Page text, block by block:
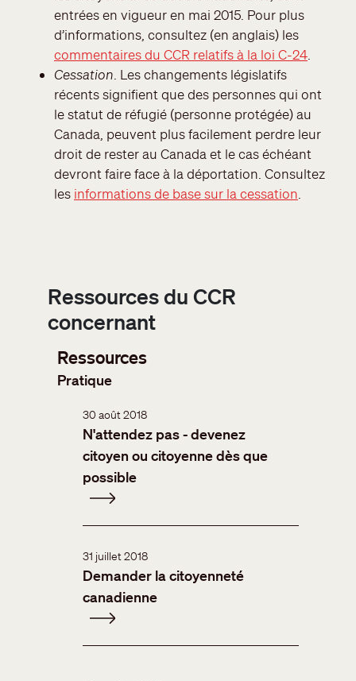
entrées en vigueur en mai 2015. Pour plus
d’informations, consultez (en anglais) les
commentaires du CCR relatifs à la loi C-24
Cessation . Les changements législatifs
récents signifient que des personnes qui ont
le statut de réfugié (personne protégée) au
Canada, peuvent plus facilement perdre leur
droit de rester au Canada et le cas échéant
devront faire face à la déportation. Consultez
les informations de base sur la cessation
Ressources du CCR
concernant
Ressources
Pratique
30 août 2018
N'attendez pas - devenez
citoyen ou citoyenne dès que
possible
31 juillet 2018
Demander la citoyenneté
canadienne